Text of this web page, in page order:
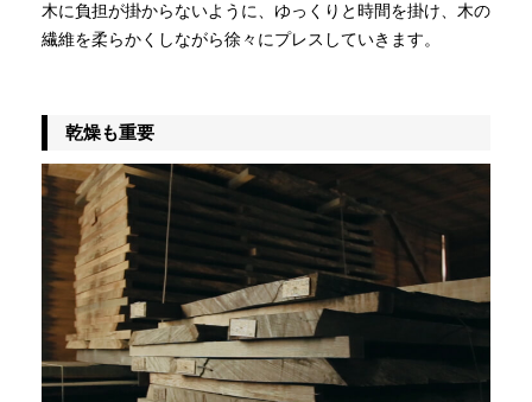
木に負担が掛からないように、ゆっくりと時間を掛け、木の
繊維を柔らかくしながら徐々にプレスしていきます。
乾燥も重要